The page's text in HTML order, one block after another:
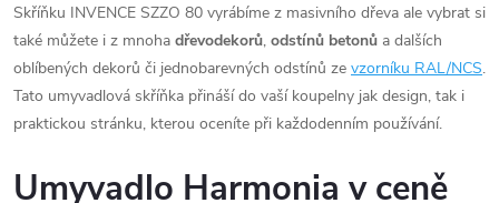
Skříňku INVENCE SZZO 80 vyrábíme z masivního dřeva ale vybrat si
také můžete i z mnoha dřevodekorů, odstínů betonů a dalších
oblíbených dekorů či jednobarevných odstínů ze vzorníku RAL/NCS.
Tato umyvadlová skříňka přináší do vaší koupelny jak design, tak i
praktickou stránku, kterou oceníte při každodenním používání.
Umyvadlo Harmonia v ceně